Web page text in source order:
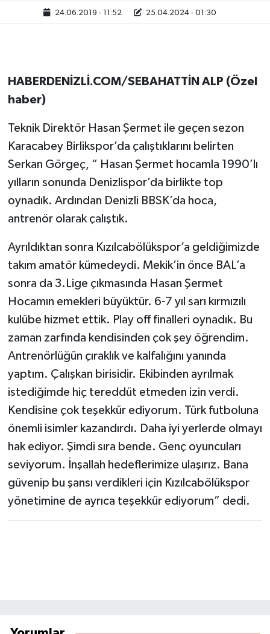
24.06.2019 - 11:52 25.04.2024 - 01:30
HABERDENİZLİ.COM/SEBAHATTİN ALP (Özel
haber)
Teknik Direktör Hasan Şermet ile geçen sezon
Karacabey Birlikspor’da çalıştıklarını belirten
Serkan Görgeç, “ Hasan Şermet hocamla 1990’lı
yılların sonunda Denizlispor’da birlikte top
oynadık. Ardından Denizli BBSK’da hoca,
antrenör olarak çalıştık.
Ayrıldıktan sonra Kızılcabölükspor’a geldiğimizde
takım amatör kümedeydi. Mekik’in önce BAL’a
sonra da 3.Lige çıkmasında Hasan Şermet
Hocamın emekleri büyüktür. 6-7 yıl sarı kırmızılı
kulübe hizmet ettik. Play off finalleri oynadık. Bu
zaman zarfında kendisinden çok şey öğrendim.
Antrenörlüğün çıraklık ve kalfalığını yanında
yaptım. Çalışkan birisidir. Ekibinden ayrılmak
istediğimde hiç tereddüt etmeden izin verdi.
Kendisine çok teşekkür ediyorum. Türk futboluna
önemli isimler kazandırdı. Daha iyi yerlerde olmayı
hak ediyor. Şimdi sıra bende. Genç oyuncuları
seviyorum. İnşallah hedeflerimize ulaşırız. Bana
güvenip bu şansı verdikleri için Kızılcabölükspor
yönetimine de ayrıca teşekkür ediyorum” dedi.